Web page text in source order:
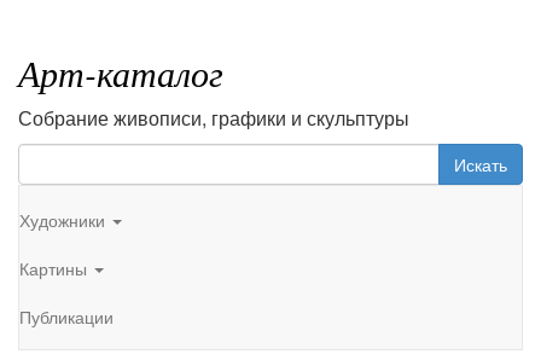
Арт-каталог
Собрание живописи, графики и скульптуры
Искать
Художники
Картины
Публикации